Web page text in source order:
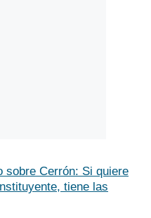
sobre Cerrón: Si quiere
tiene las